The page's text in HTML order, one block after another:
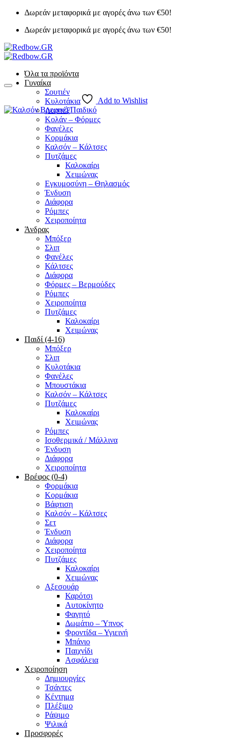
Μετάβαση
περιεχόμενο
Δωρεάν μεταφορικά με αγορές άνω των €50!
Δωρεάν μεταφορικά με αγορές άνω των €50!
Όλα τα προϊόντα
Γυναίκα
Σουτιέν
Κυλοτάκια
Λαστέξ
Κολάν – Φόρμες
Φανέλες
Κορμάκια
Καλσόν – Κάλτσες
Πυτζάμες
Καλοκαίρι
Χειμώνας
Εγκυμοσύνη – Θηλασμός
Ένδυση
Διάφορα
Ρόμπες
Χειροποίητα
Άνδρας
Μπόξερ
Σλιπ
Φανέλες
Κάλτσες
Διάφορα
Φόρμες – Βερμούδες
Ρόμπες
Χειροποίητα
Πυτζάμες
Καλοκαίρι
Χειμώνας
Παιδί (4-16)
Μπόξερ
Σλιπ
Κυλοτάκια
Φανέλες
Μπουστάκια
Καλσόν – Κάλτσες
Πυτζάμες
Καλοκαίρι
Χειμώνας
Ρόμπες
Ισοθερμικά / Μάλλινα
Ένδυση
Διάφορα
Χειροποίητα
Βρέφος (0-4)
Φορμάκια
Κορμάκια
Βάφτιση
Καλσόν – Κάλτσες
Σετ
Ένδυση
Διάφορα
Χειροποίητα
Πυτζάμες
Καλοκαίρι
Χειμώνας
Αξεσουάρ
Καρότσι
Αυτοκίνητο
Φαγητό
Δωμάτιο – Ύπνος
Φροντίδα – Υγιεινή
Μπάνιο
Παιχνίδι
Ασφάλεια
Χειροποίηση
Δημιουργίες
Τσάντες
Κέντημα
Πλέξιμο
Ράψιμο
Ψιλικά
Προσφορές
Add to Wishlist